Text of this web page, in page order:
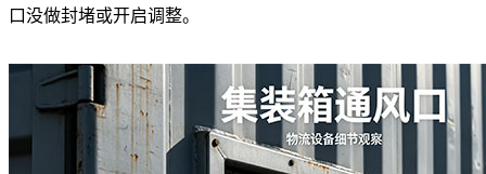
口没做封堵或开启调整。